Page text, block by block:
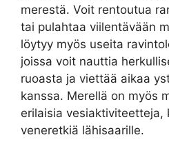
merestä. Voit rentoutua
tai pulahtaa viilentävään
löytyy myös useita
joissa voit nauttia
ruoasta ja viettää aikaa
kanssa. Merellä on myös
erilaisia vesiaktiviteetteja,
veneretkiä lähisaarille.